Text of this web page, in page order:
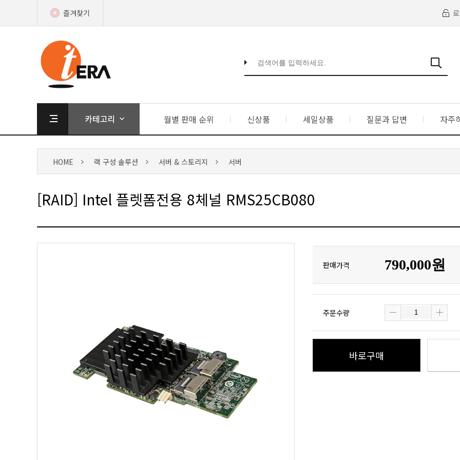
즐겨찾기
월별 판매 순위 신상품 세일상품 질문과 답변 자주
HOME 랙 구성 솔루션 서버 & 스토리지 서버
[RAID] Intel 플렛폼전용 8체널 RMS25CB080
판매가격 790,000원
주문수량
바로구매